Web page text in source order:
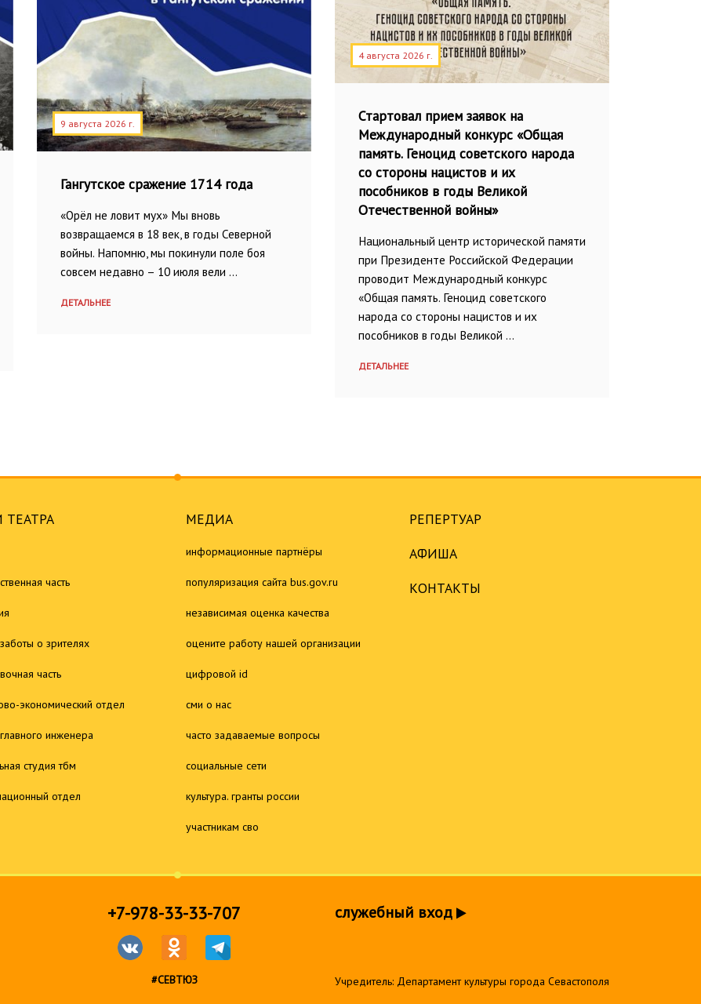
9 августа 2026 г.
Гангутское сражение 1714 года
«Орёл не ловит мух» Мы вновь
возвращаемся в 18 век, в годы Северной
войны. Напомню, мы покинули поле боя
совсем недавно – 10 июля вели …
ДЕТАЛЬНЕЕ
4 августа 2026 г.
Стартовал прием заявок на
Международный конкурс «Общая
память. Геноцид советского народа
со стороны нацистов и их
пособников в годы Великой
Отечественной войны»
Национальный центр исторической памяти
при Президенте Российской Федерации
проводит Международный конкурс
«Общая память. Геноцид советского
народа со стороны нацистов и их
пособников в годы Великой …
ДЕТАЛЬНЕЕ
часть
о зрителях
часть
экономический отдел
инженера
студия тбм
отдел
МЕДИА
информационные партнёры
популяризация сайта bus.gov.ru
независимая оценка качества
оцените работу нашей организации
цифровой id
сми о нас
часто задаваемые вопросы
социальные сети
культура. гранты россии
участникам сво
РЕПЕРТУАР
АФИША
КОНТАКТЫ
+7-978-33-33-707
#СЕВТЮЗ
служебный вход
Учредитель: Департамент культуры города Севастополя